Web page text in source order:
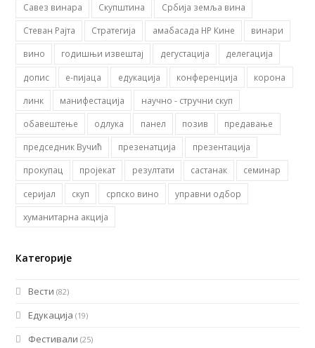
Савез винара
Скупштина
Србија земља вина
Стеван Рајта
Стратегија амабасада НР Кине
винари
вино
годишњи извештај дегустација
делегација
допис
е-пијаца едукација конференција
корона
линк
манифестација
научно - стручни скуп
обавештење
одлука панел позив
предавање
председник Вучић
презенатција
презентација
прокупац
пројекат резултати састанак
семинар
серијал
скуп српско вино
управни одбор
хуманитарна акција
Категорије
Вести (82)
Едукација (19)
Фестивали (25)